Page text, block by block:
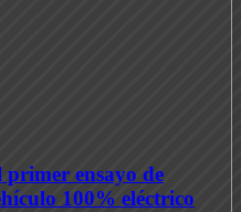
ensayo de
100% eléctrico